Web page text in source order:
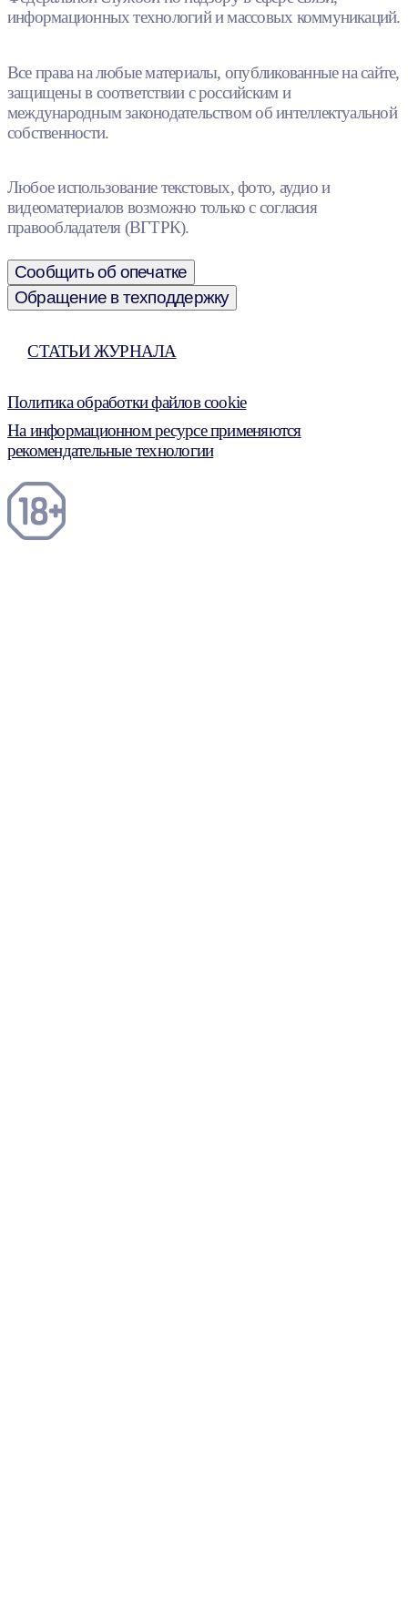
информационных технологий и массовых коммуникаций.
Все права на любые материалы, опубликованные на сайте,
защищены в соответствии с российским и
международным законодательством об интеллектуальной
собственности.
Любое использование текстовых, фото, аудио и
видеоматериалов возможно только с согласия
правообладателя (ВГТРК).
Сообщить об опечатке
Обращение в техподдержку
СТАТЬИ ЖУРНАЛА
Политика обработки файлов cookie
На информационном ресурсе применяются
рекомендательные технологии